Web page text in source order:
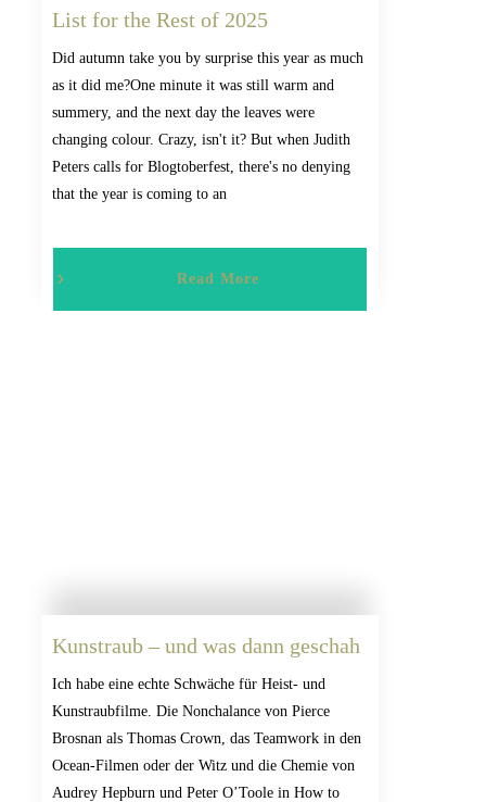
List for the Rest of 2025
Did autumn take you by surprise this year as much
as it did me?One minute it was still warm and
summery, and the next day the leaves were
changing colour. Crazy, isn't it? But when Judith
Peters calls for Blogtoberfest, there's no denying
that the year is coming to an
Read More
Kunstraub – und was dann geschah
Ich habe eine echte Schwäche für Heist- und
Kunstraubfilme. Die Nonchalance von Pierce
Brosnan als Thomas Crown, das Teamwork in den
Ocean-Filmen oder der Witz und die Chemie von
Audrey Hepburn und Peter O’Toole in How to